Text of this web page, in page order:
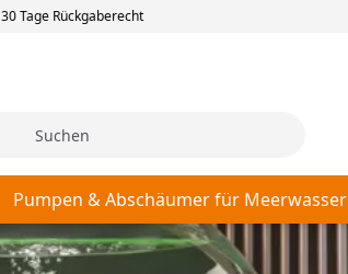
30 Tage Rückgaberecht
Pumpen & Abschäumer für Meerwasser